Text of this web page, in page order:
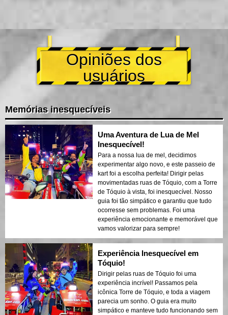
Opiniões dos
usuários
Memórias inesquecíveis
Uma Aventura de Lua de Mel
Inesquecível!
Para a nossa lua de mel, decidimos
experimentar algo novo, e este passeio de
kart foi a escolha perfeita! Dirigir pelas
movimentadas ruas de Tóquio, com a Torre
de Tóquio à vista, foi inesquecível. Nosso
guia foi tão simpático e garantiu que tudo
ocorresse sem problemas. Foi uma
experiência emocionante e memorável que
vamos valorizar para sempre!
Experiência Inesquecível em
Tóquio!
Dirigir pelas ruas de Tóquio foi uma
experiência incrível! Passamos pela
icônica Torre de Tóquio, e toda a viagem
parecia um sonho. O guia era muito
simpático e manteve tudo funcionando sem